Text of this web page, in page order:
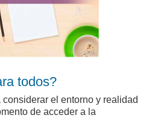
todos?
el entorno y realidad
de acceder a la